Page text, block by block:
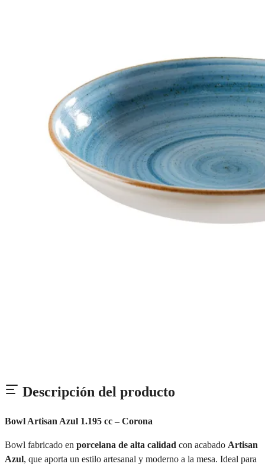
Descripción del producto
Bowl Artisan Azul 1.195 cc – Corona
Bowl fabricado en porcelana de alta calidad con acabado Artisan
Azul, que aporta un estilo artesanal y moderno a la mesa. Ideal para